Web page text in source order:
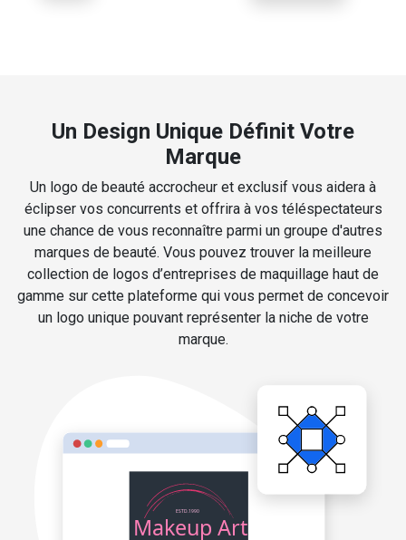
Un Design Unique Définit Votre
Marque
Un logo de beauté accrocheur et exclusif vous aidera à
éclipser vos concurrents et offrira à vos téléspectateurs
une chance de vous reconnaître parmi un groupe d'autres
marques de beauté. Vous pouvez trouver la meilleure
collection de logos d’entreprises de maquillage haut de
gamme sur cette plateforme qui vous permet de concevoir
un logo unique pouvant représenter la niche de votre
marque.